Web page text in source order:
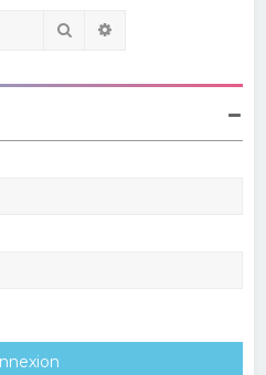
Rechercher